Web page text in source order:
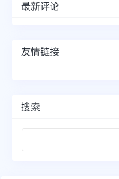
最新评论
友情链接
搜索